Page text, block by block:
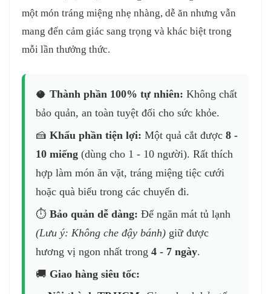
một món tráng miệng nhẹ nhàng, dễ ăn nhưng vẫn
mang đến cảm giác sang trọng và khác biệt trong
mỗi lần thưởng thức.
🥥 Thành phần 100% tự nhiên: Không chất
bảo quản, an toàn tuyệt đối cho sức khỏe.
🍰 Khẩu phần tiện lợi: Một quả cắt được 8 -
10 miếng (dùng cho 1 - 10 người). Rất thích
hợp làm món ăn vặt, tráng miệng tiệc cưới
hoặc quà biếu trong các chuyến đi.
⏱️ Bảo quản dễ dàng: Để ngăn mát tủ lạnh
(Lưu ý: Không che đậy bánh) giữ được
hương vị ngon nhất trong 4 - 7 ngày.
🚚 Giao hàng siêu tốc: